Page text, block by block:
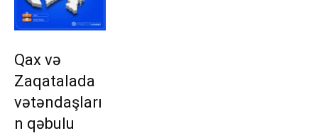
Qax və
Zaqatalada
vətəndaşları
n qəbulu